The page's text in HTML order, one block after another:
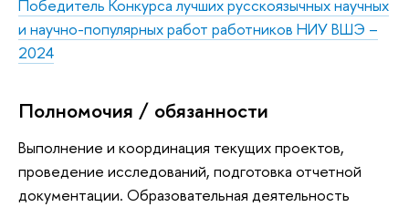
Победитель Конкурса лучших русскоязычных научных
и научно-популярных работ работников НИУ ВШЭ –
2024
Полномочия / обязанности
Выполнение и координация текущих проектов,
проведение исследований, подготовка отчетной
документации. Образовательная деятельность